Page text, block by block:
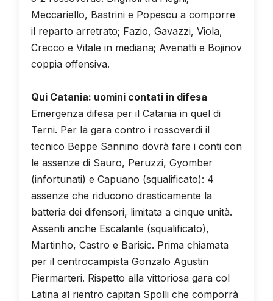
Meccariello, Bastrini e Popescu a comporre
il reparto arretrato; Fazio, Gavazzi, Viola,
Crecco e Vitale in mediana; Avenatti e Bojinov
coppia offensiva.
Qui Catania: uomini contati in difesa
Emergenza difesa per il Catania in quel di
Terni. Per la gara contro i rossoverdi il
tecnico Beppe Sannino dovrà fare i conti con
le assenze di Sauro, Peruzzi, Gyomber
(infortunati) e Capuano (squalificato): 4
assenze che riducono drasticamente la
batteria dei difensori, limitata a cinque unità.
Assenti anche Escalante (squalificato),
Martinho, Castro e Barisic. Prima chiamata
per il centrocampista Gonzalo Agustin
Piermarteri. Rispetto alla vittoriosa gara col
Latina al rientro capitan Spolli che comporrà